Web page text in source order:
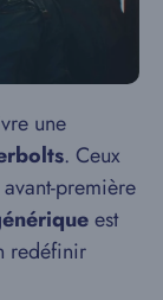
une
. Ceux
première
est
redéfinir